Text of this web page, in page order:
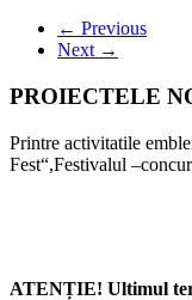
← Previous
Next →
PROIECTELE
Printre activitatile
Fest“,Festivalul
ATENȚIE! Ultimul